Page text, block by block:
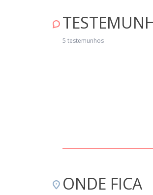
5 testemunhos
na Casa da Madeira foi muito boa, a
simples, acolhedora e ideal para passar
surpreendidos pela positiva. Aconselho a
ONDE FICA